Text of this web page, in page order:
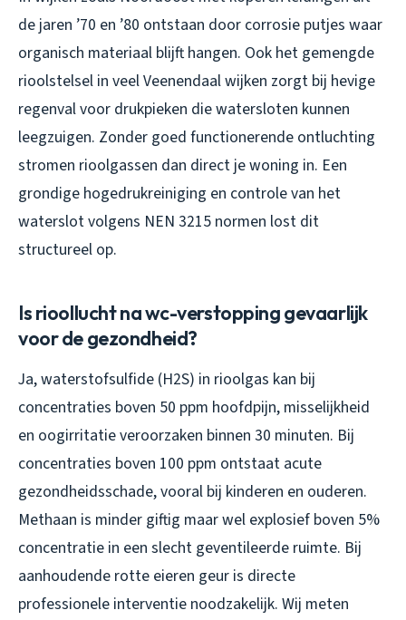
de jaren ’70 en ’80 ontstaan door corrosie putjes waar
organisch materiaal blijft hangen. Ook het gemengde
rioolstelsel in veel Veenendaal wijken zorgt bij hevige
regenval voor drukpieken die watersloten kunnen
leegzuigen. Zonder goed functionerende ontluchting
stromen rioolgassen dan direct je woning in. Een
grondige hogedrukreiniging en controle van het
waterslot volgens NEN 3215 normen lost dit
structureel op.
Is rioollucht na wc-verstopping gevaarlijk
voor de gezondheid?
Ja, waterstofsulfide (H2S) in rioolgas kan bij
concentraties boven 50 ppm hoofdpijn, misselijkheid
en oogirritatie veroorzaken binnen 30 minuten. Bij
concentraties boven 100 ppm ontstaat acute
gezondheidsschade, vooral bij kinderen en ouderen.
Methaan is minder giftig maar wel explosief boven 5%
concentratie in een slecht geventileerde ruimte. Bij
aanhoudende rotte eieren geur is directe
professionele interventie noodzakelijk. Wij meten